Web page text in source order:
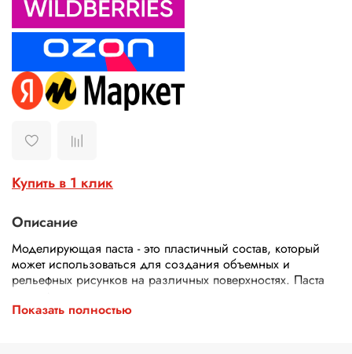
Купить в 1 клик
Описание
Моделирующая паста - это пластичный состав, который
может использоваться для создания объемных и
рельефных рисунков на различных поверхностях. Паста
создании имитации мазков кисти при печати на холсте,
Показать полностью